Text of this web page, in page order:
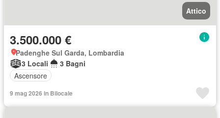
Attico
3.500.000 €
Padenghe Sul Garda, Lombardia
3 Locali
3 Bagni
Ascensore
9 mag 2026 in Bilocale